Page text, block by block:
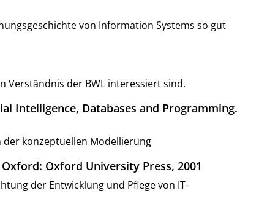
von Information Systems so gut
Verständnis der BWL interessiert sind.
Intelligence, Databases and Programming.
der konzeptuellen Modellierung
Oxford University Press, 2001
der Entwicklung und Pflege von IT-